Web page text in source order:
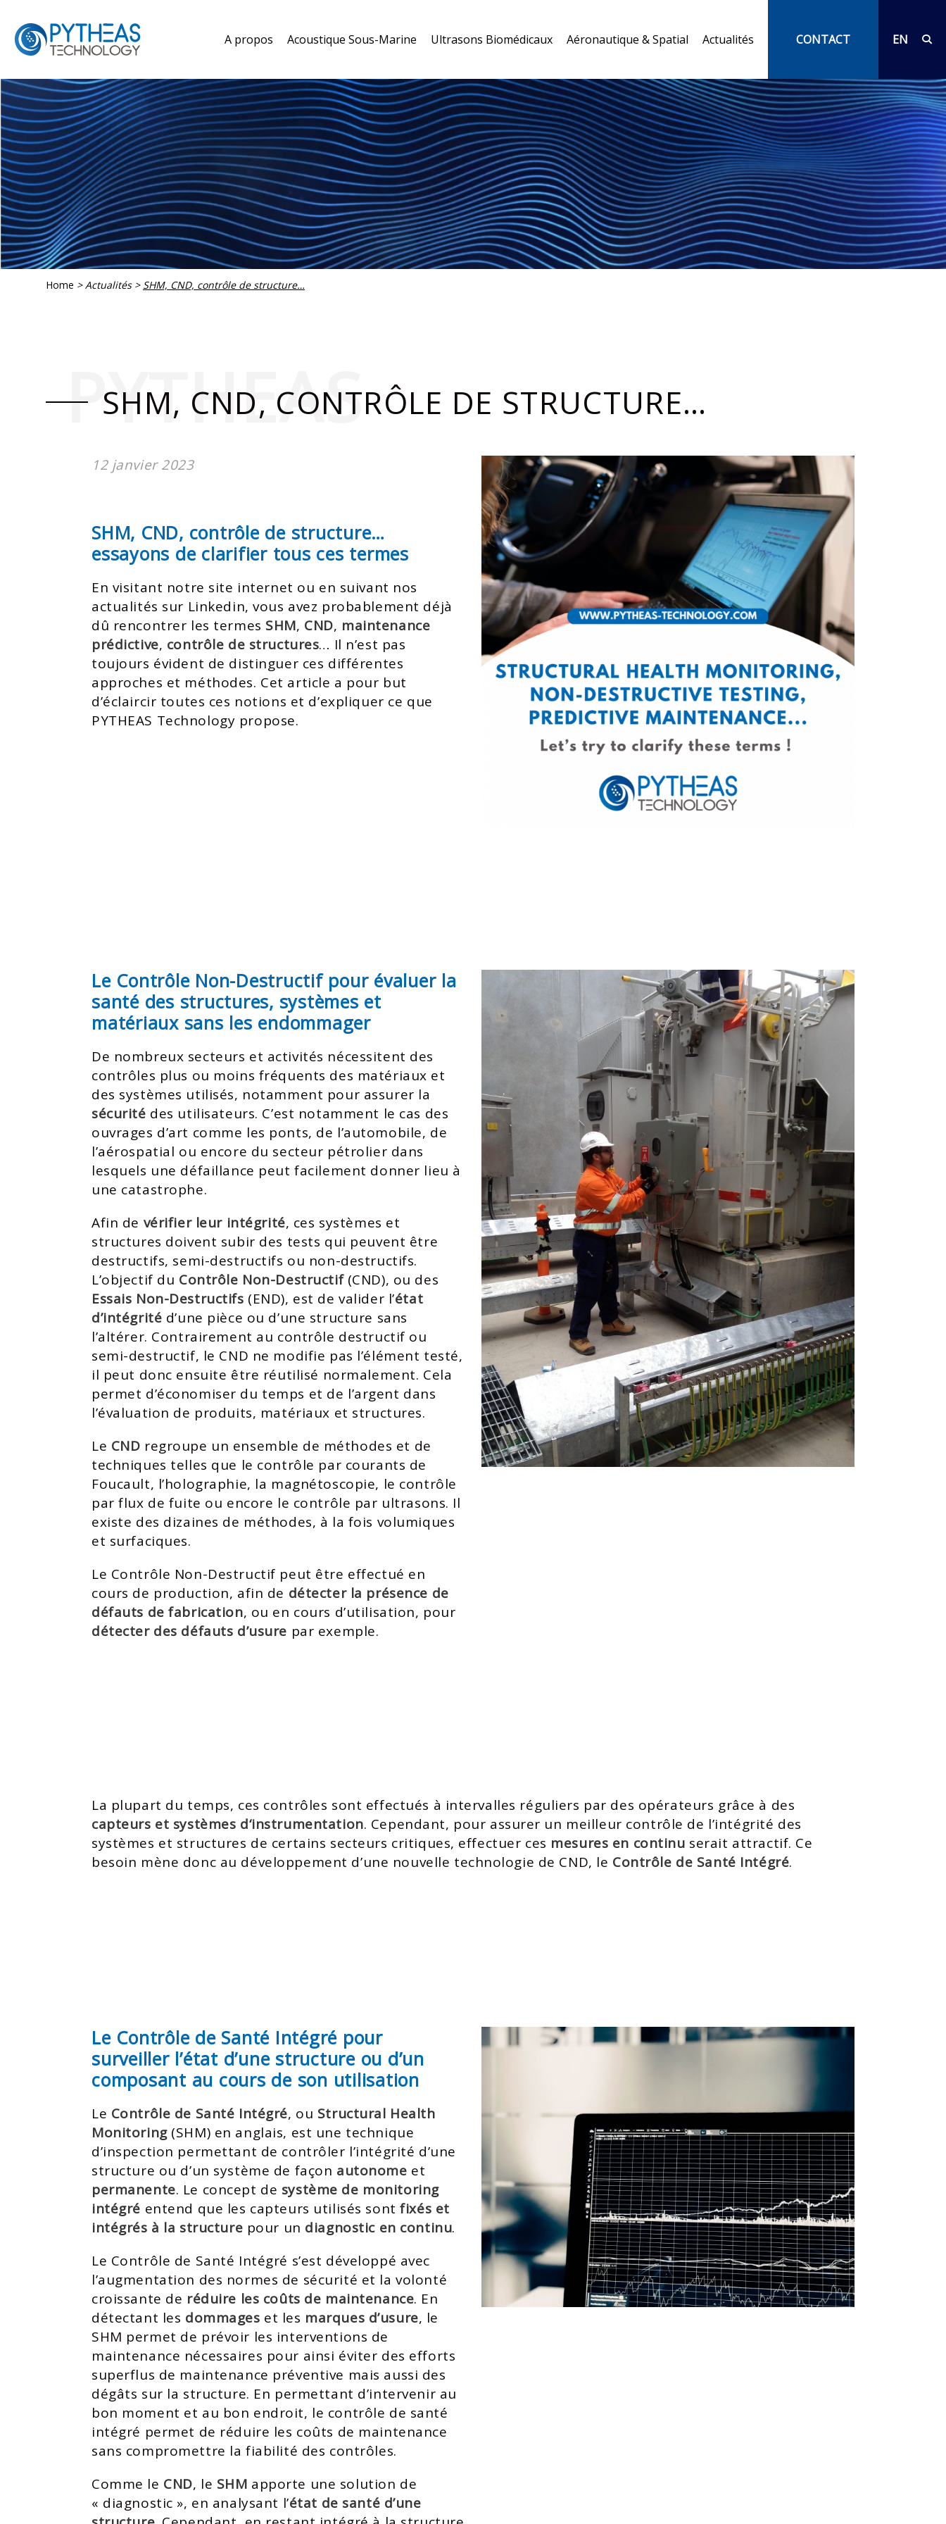
A propos Acoustique Sous-Marine Ultrasons Biomédicaux Aéronautique & Spatial Actualités CONTACT EN
Home > Actualités > SHM, CND, contrôle de structure…
SHM, CND, CONTRÔLE DE STRUCTURE…
PYTHEAS
12 janvier 2023
SHM, CND, contrôle de structure…
essayons de clarifier tous ces termes
En visitant notre site internet ou en suivant nos
actualités sur Linkedin, vous avez probablement déjà
dû rencontrer les termes SHM, CND, maintenance
prédictive, contrôle de structures… Il n’est pas
toujours évident de distinguer ces différentes
approches et méthodes. Cet article a pour but
d’éclaircir toutes ces notions et d’expliquer ce que
PYTHEAS Technology propose.
Le Contrôle Non-Destructif pour évaluer la
santé des structures, systèmes et
matériaux sans les endommager
De nombreux secteurs et activités nécessitent des
contrôles plus ou moins fréquents des matériaux et
des systèmes utilisés, notamment pour assurer la
sécurité des utilisateurs. C’est notamment le cas des
ouvrages d’art comme les ponts, de l’automobile, de
l’aérospatial ou encore du secteur pétrolier dans
lesquels une défaillance peut facilement donner lieu à
une catastrophe.
Afin de vérifier leur intégrité, ces systèmes et
structures doivent subir des tests qui peuvent être
destructifs, semi-destructifs ou non-destructifs.
L’objectif du Contrôle Non-Destructif(CND), ou des
Essais Non-Destructifs (END), est de valider l’état
d’intégrité d’une pièce ou d’une structure sans
l’altérer. Contrairement au contrôle destructif ou
semi-destructif, le CND ne modifie pas l’élément testé,
il peut donc ensuite être réutilisé normalement. Cela
permet d’économiser du temps et de l’argent dans
l’évaluation de produits, matériaux et structures.
Le CND regroupe un ensemble de méthodes et de
techniques telles que le contrôle par courants de
Foucault, l’holographie, la magnétoscopie, le contrôle
par flux de fuite ou encore le contrôle par ultrasons. Il
existe des dizaines de méthodes, à la fois volumiques
et surfaciques.
Le Contrôle Non-Destructif peut être effectué en
cours de production, afin de détecter la présence de
défauts de fabrication, ou en cours d’utilisation, pour
détecter des défauts d’usure par exemple.
La plupart du temps, ces contrôles sont effectués à intervalles réguliers par des opérateurs grâce à des
capteurs et systèmes d‘instrumentation. Cependant, pour assurer un meilleur contrôle de l’intégrité des
systèmes et structures de certains secteurs critiques, effectuer ces mesures en continu serait attractif. Ce
besoin mène donc au développement d’une nouvelle technologie de CND, le Contrôle de Santé Intégré.
Le Contrôle de Santé Intégré pour
surveiller l’état d’une structure ou d’un
composant au cours de son utilisation
Le Contrôle de Santé Intégré, ou Structural Health
Monitoring(SHM) en anglais, est une technique
d’inspection permettant de contrôler l’intégrité d’une
structure ou d’un système de façon autonome et
permanente. Le concept de système de monitoring
intégré entend que les capteurs utilisés sontfixés et
intégrés à la structure pour un diagnostic en continu.
Le Contrôle de Santé Intégré s’est développé avec
l’augmentation des normes de sécurité et la volonté
croissante de réduire les coûts de maintenance. En
détectant les dommages et les marques d’usure, le
SHM permet de prévoir les interventions de
maintenance nécessaires pour ainsi éviter des efforts
superflus de maintenance préventive mais aussi des
dégâts sur la structure. En permettant d’intervenir au
bon moment et au bon endroit, le contrôle de santé
intégré permet de réduire les coûts de maintenance
sans compromettre la fiabilité des contrôles.
Comme le CND, le SHM apporte une solution de
« diagnostic », en analysant l’état de santé d’une